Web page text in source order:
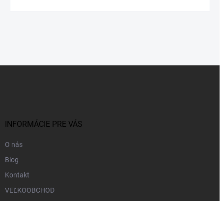
INFORMÁCIE PRE VÁS
O nás
Blog
Kontakt
VEĽKOOBCHOD